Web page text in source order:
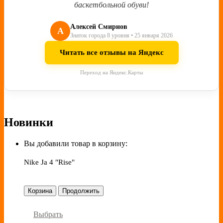
баскетбольной обуви!
А Алексей Смирнов
Знаток города 8 уровня • 25 января 2026
Читать все отзывы на Яндекс
Переход на Яндекс.Карты
Новинки
Вы добавили товар в корзину:
Nike Ja 4 "Rise"
Корзина Продолжить
Выбрать